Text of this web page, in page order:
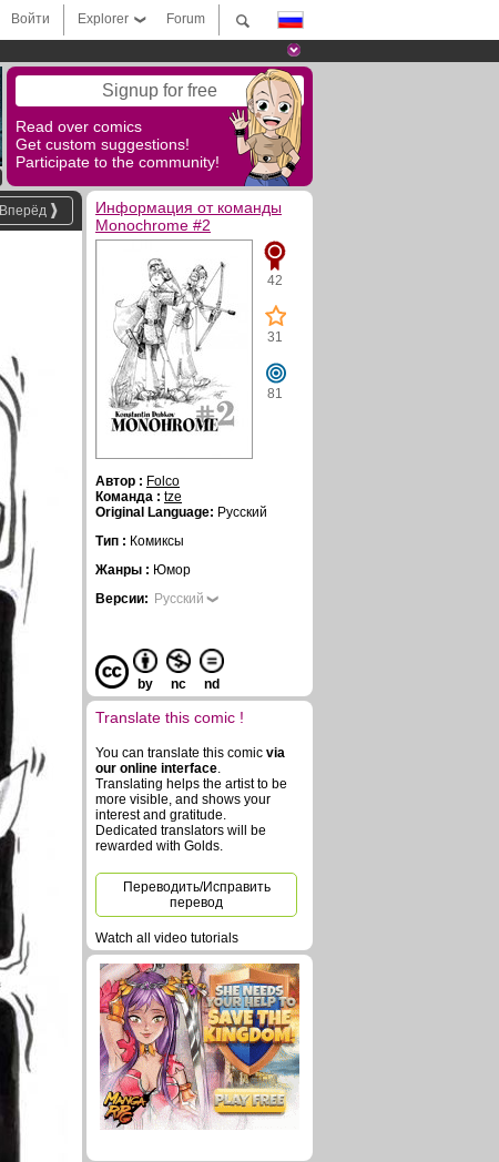
Forum
Explorer
Войти
Signup for free
Read over comics
Get custom suggestions!
Participate to the community!
Вперёд
Информация от команды
Monochrome #2
42
31
81
Автор : Folco
Команда : tze
Original Language: Русский
Тип : Комиксы
Жанры : Юмор
Версии: Русский
by nc nd
Translate this comic !
You can translate this comic via
our online interface.
Translating helps the artist to be
more visible, and shows your
interest and gratitude.
Dedicated translators will be
rewarded with Golds.
Переводить/Исправить
перевод
Watch all video tutorials